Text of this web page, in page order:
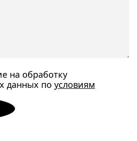
на обработку
данных поусловиям